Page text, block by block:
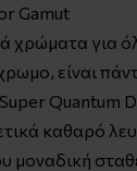
Gamut
χρώματα για
είναι
Quantum
καθαρό
μοναδική